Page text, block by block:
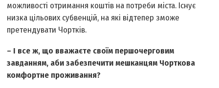
можливості отримання коштів на потреби міста. Існує
низка цільових субвенцій, на які відтепер зможе
претендувати Чортків.
– І все ж, що вважаєте своїм першочерговим
завданням, аби забезпечити мешканцям Чорткова
комфортне проживання?